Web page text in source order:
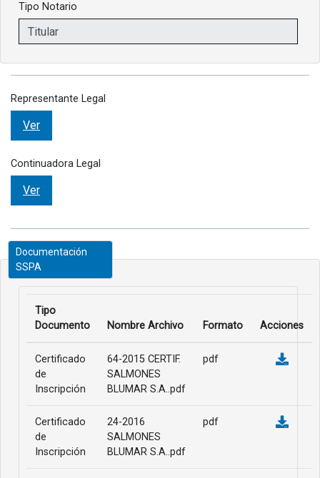
Tipo Notario
Representante Legal
Ver
Continuadora Legal
Ver
Documentación
SSPA
Tipo
Documento
Nombre Archivo Formato Acciones
Certificado
de
Inscripción
64-2015 CERTIF.
SALMONES
BLUMAR S.A..pdf
pdf
Certificado
de
Inscripción
24-2016
SALMONES
BLUMAR S.A..pdf
pdf